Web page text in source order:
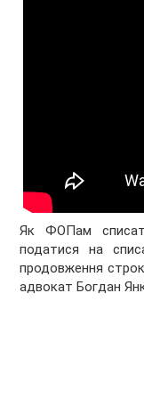
Як ФОПам
податися на
продовження
адвокат Богдан